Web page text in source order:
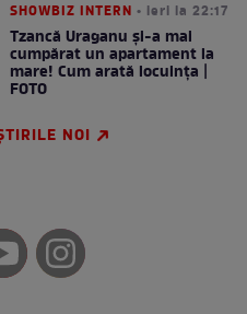
SHOWBIZ INTERN • ieri la 22:17
Tzancă Uraganu și-a mai
cumpărat un apartament la
mare! Cum arată locuința |
FOTO
NOI